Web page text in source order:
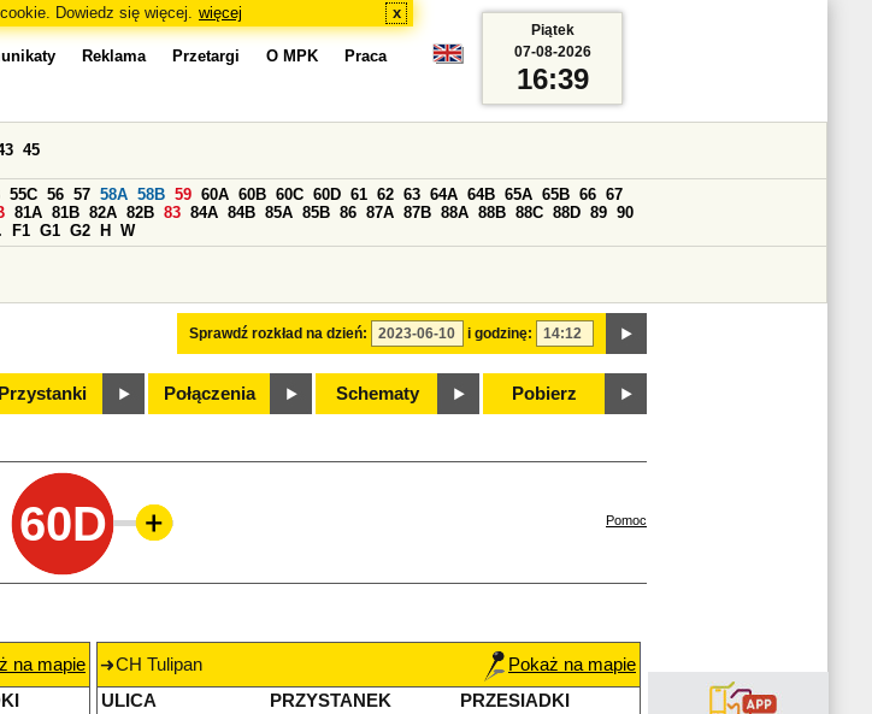
Dowiedz się więcej. więcej x
Reklama Przetargi O MPK Praca
Sprawdź rozkład na dzień: i godzinę:
45
55C 56 57 58A 58B 59 60A 60B 60C 60D 61 62 63 64A 64B 65A 65B 66 67
81A 81B 82A 82B 83 84A 84B 85A 85B 86 87A 87B 88A 88B 88C 88D 89 90
F1 G1 G2 H W
Przystanki Połączenia Schematy Pobierz
Piątek
07-08-2026
16:39
60D Pomoc
na mapie
CH Tulipan
Pokaż na mapie
ULICA
PRZYSTANEK
PRZESIADKI